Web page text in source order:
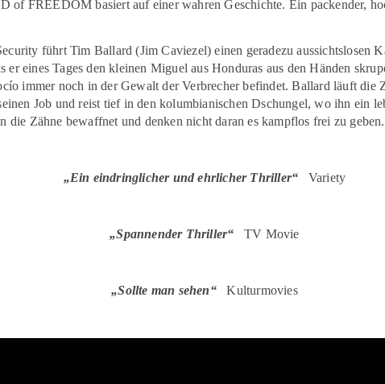
of FREEDOM basiert auf einer wahren Geschichte. Ein packender,
führt Tim Ballard (Jim Caviezel) einen geradezu aussichtslosen
er eines Tages den kleinen Miguel aus Honduras aus den Händen
immer noch in der Gewalt der Verbrecher befindet. Ballard läuft die
Job und reist tief in den kolumbianischen Dschungel, wo ihn ein
die Zähne bewaffnet und denken nicht daran es kampflos frei zu geben.
„Ein eindringlicher und ehrlicher Thriller“ Variety
„Spannender Thriller“TV Movie
„Sollte man sehen“Kulturmovies